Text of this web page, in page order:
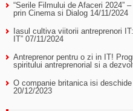
“Serile Filmului de Afaceri 2024”
prin Cinema si Dialog 14/11/2024
Iasul cultiva viitorii antreprenori
IT” 07/11/2024
Antreprenor pentru o zi in IT!
spiritului antreprenorial si a
O companie britanica isi
20/12/2023